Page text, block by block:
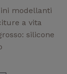
modellanti
a vita
silicone
essere